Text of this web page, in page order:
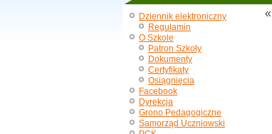
Dziennik elektroniczny
Regulamin
O Szkole
Patron Szkoły
Dokumenty
Certyfikaty
Osiągnięcia
Facebook
Dyrekcja
Grono Pedagogiczne
Samorząd Uczniowski
«